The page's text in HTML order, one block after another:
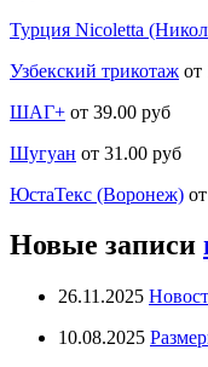
Турция Nicoletta
Узбекский трикотаж от
ШАГ+ от 39.00 руб
Шугуан от 31.00 руб
ЮстаТекс (Воронеж)
Новые записи
26.11.2025
10.08.2025